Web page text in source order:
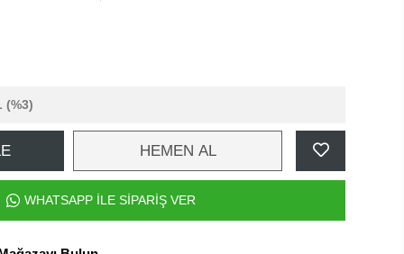
(%3)
HEMEN AL
WHATSAPP İLE SİPARİŞ VER